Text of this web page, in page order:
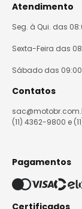
Atendimento
Seg. à Qui. das
Sexta-Feira das
Sábado das
Contatos
(11) 4362-9800 e
Pagamentos